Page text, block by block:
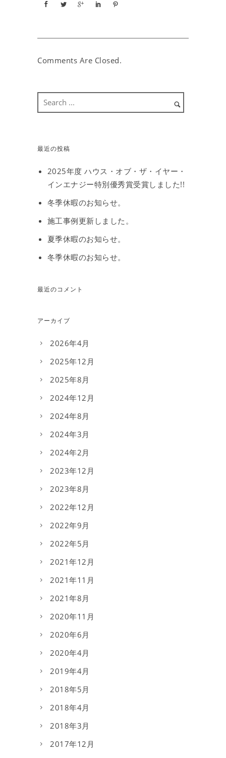
Comments Are Closed.
最近の投稿
2025年度 ハウス・オブ・ザ・イヤー・
インエナジー特別優秀賞受賞しました!!
冬季休暇のお知らせ。
施工事例更新しました。
夏季休暇のお知らせ。
冬季休暇のお知らせ。
最近のコメント
アーカイブ
2026年4月
2025年12月
2025年8月
2024年12月
2024年8月
2024年3月
2024年2月
2023年12月
2023年8月
2022年12月
2022年9月
2022年5月
2021年12月
2021年11月
2021年8月
2020年11月
2020年6月
2020年4月
2019年4月
2018年5月
2018年4月
2018年3月
2017年12月